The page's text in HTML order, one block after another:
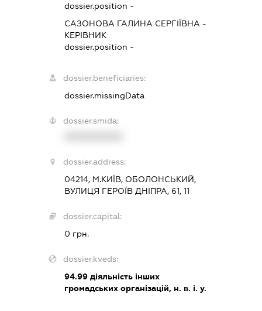
dossier.position -
САЗОНОВА ГАЛИНА СЕРГІЇВНА -
КЕРІВНИК
dossier.position -
dossier.beneficiaries:
dossier.missingData
dossier.smida:
dossier.address:
04214, М.КИЇВ, ОБОЛОНСЬКИЙ,
ВУЛИЦЯ ГЕРОЇВ ДНІПРА, 61, 11
dossier.capital:
0 грн.
dossier.kveds:
94.99діяльність інших
громадських організацій, н. в. і. у.